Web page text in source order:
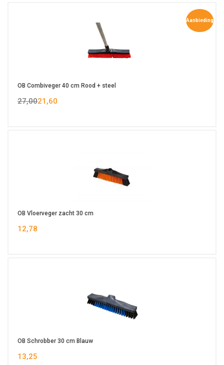
Aanbieding
OB Combiveger 40 cm Rood + steel
27,0021,60
OB Vloerveger zacht 30 cm
12,78
OB Schrobber 30 cm Blauw
13,25